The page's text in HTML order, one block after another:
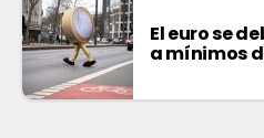
El euro se
a mínimos